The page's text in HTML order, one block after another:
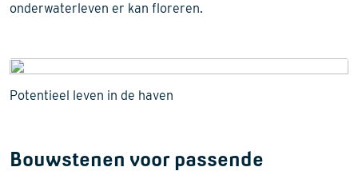
onderwaterleven er kan floreren.
Potentieel leven in de haven
Bouwstenen voor passende